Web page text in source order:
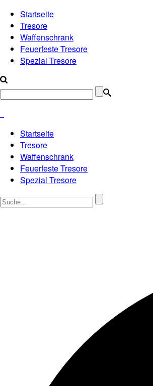
Startseite
Tresore
Waffenschrank
Feuerfeste Tresore
Spezial Tresore
Startseite
Tresore
Waffenschrank
Feuerfeste Tresore
Spezial Tresore